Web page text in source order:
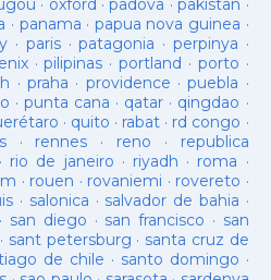
· oxford ·padova ·pakistan ·
· panama · papua nova guinea ·
· paris·patagonia · perpinya ·
·pilipinas ·portland · porto ·
·praha · providence ·puebla ·
·punta cana · qatar · qingdao ·
· quito · rabat · rd congo ·
· rennes · reno · republica
· rio de janeiro · riyadh · roma ·
· rouen · rovaniemi · rovereto ·
· salonica · salvador de bahia ·
san diego · san francisco · san
sant petersburg · santa cruz de
de chile · santo domingo ·